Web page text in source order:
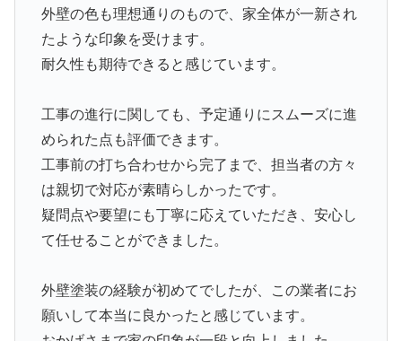
外壁の色も理想通りのもので、家全体が一新され
たような印象を受けます。
耐久性も期待できると感じています。
工事の進行に関しても、予定通りにスムーズに進
められた点も評価できます。
工事前の打ち合わせから完了まで、担当者の方々
は親切で対応が素晴らしかったです。
疑問点や要望にも丁寧に応えていただき、安心し
て任せることができました。
外壁塗装の経験が初めてでしたが、この業者にお
願いして本当に良かったと感じています。